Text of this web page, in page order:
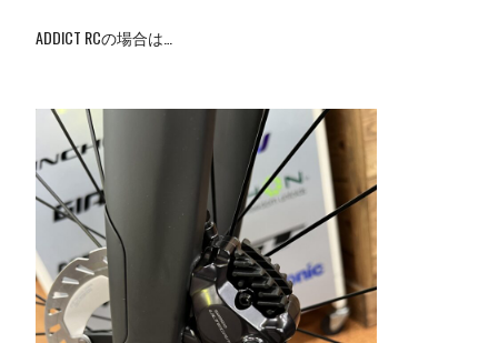
ADDICT RCの場合は…